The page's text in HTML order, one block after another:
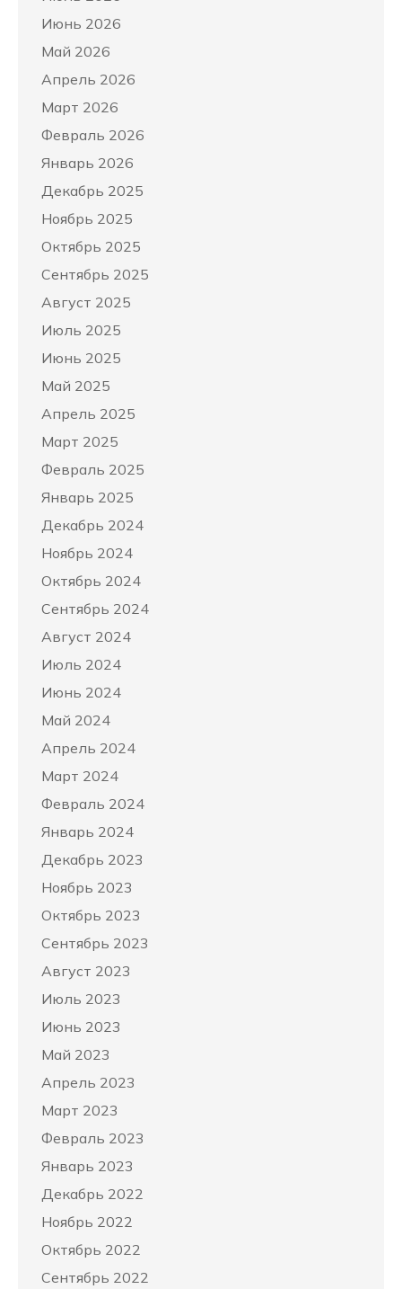
Июнь 2026
Май 2026
Апрель 2026
Март 2026
Февраль 2026
Январь 2026
Декабрь 2025
Ноябрь 2025
Октябрь 2025
Сентябрь 2025
Август 2025
Июль 2025
Июнь 2025
Май 2025
Апрель 2025
Март 2025
Февраль 2025
Январь 2025
Декабрь 2024
Ноябрь 2024
Октябрь 2024
Сентябрь 2024
Август 2024
Июль 2024
Июнь 2024
Май 2024
Апрель 2024
Март 2024
Февраль 2024
Январь 2024
Декабрь 2023
Ноябрь 2023
Октябрь 2023
Сентябрь 2023
Август 2023
Июль 2023
Июнь 2023
Май 2023
Апрель 2023
Март 2023
Февраль 2023
Январь 2023
Декабрь 2022
Ноябрь 2022
Октябрь 2022
Сентябрь 2022